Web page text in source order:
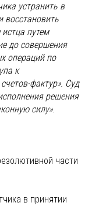
устранить в
восстановить
путем
до совершения
операций по
к
фактур». Суд
решения
силу».
части
в принятии